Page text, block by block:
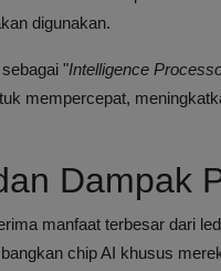
digunakan.
"Intelligence
mempercepat,
Dampak
manfaat terbesar dari
chip AI khusus